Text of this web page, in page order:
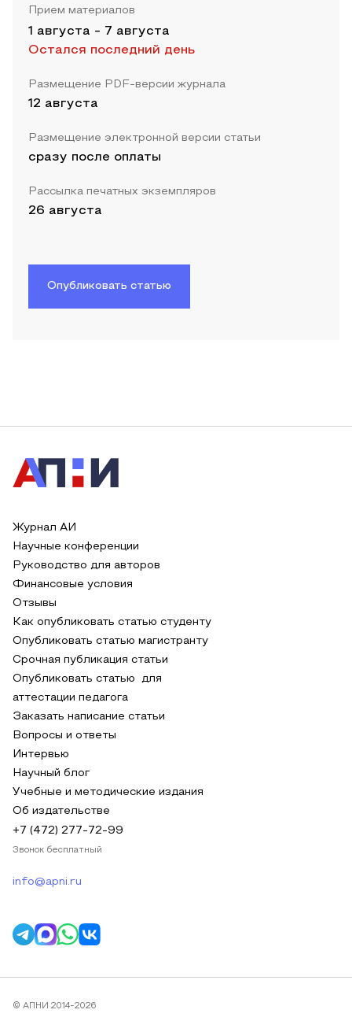
Прием материалов
1 августа - 7 августа
Остался последний день
Размещение PDF-версии журнала
12 августа
Размещение электронной версии статьи
сразу после оплаты
Рассылка печатных экземпляров
26 августа
Опубликовать статью
Журнал АИ
Научные конференции
Руководство для авторов
Финансовые условия
Отзывы
Как опубликовать статью студенту
Опубликовать статью магистранту
Срочная публикация статьи
Опубликовать статью для
аттестации педагога
Заказать написание статьи
Вопросы и ответы
Интервью
Научный блог
Учебные и методические издания
Об издательстве
+7 (472) 277-72-99
Звонок бесплатный
info@apni.ru
© АПНИ 2014-2026